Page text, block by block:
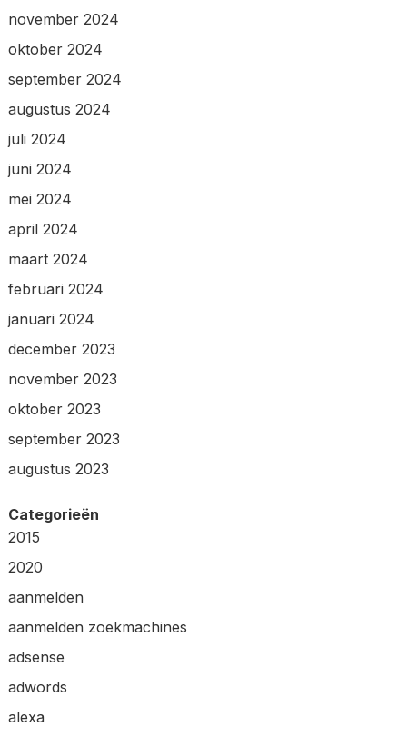
november 2024
oktober 2024
september 2024
augustus 2024
juli 2024
juni 2024
mei 2024
april 2024
maart 2024
februari 2024
januari 2024
december 2023
november 2023
oktober 2023
september 2023
augustus 2023
Categorieën
2015
2020
aanmelden
aanmelden zoekmachines
adsense
adwords
alexa